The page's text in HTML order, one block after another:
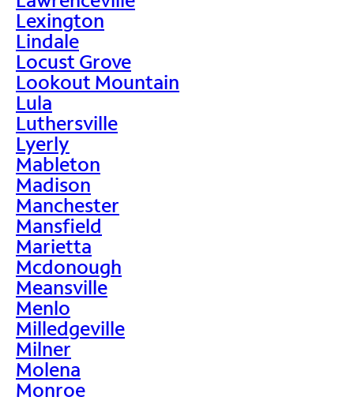
Lexington
Lindale
Locust Grove
Lookout Mountain
Lula
Luthersville
Lyerly
Mableton
Madison
Manchester
Mansfield
Marietta
Mcdonough
Meansville
Menlo
Milledgeville
Milner
Molena
Monroe